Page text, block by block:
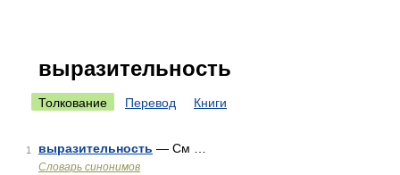
выразительность
Толкование Перевод Книги
1 выразительность — См …
Словарь синонимов